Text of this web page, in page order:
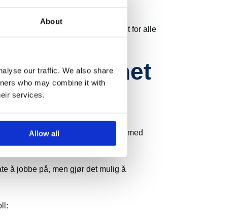
About
our traffic. We also share
who may combine it with
services.
Allow all
ikke i masterdata, men spredt for alle
bakrommet
er bygget opp over tid – gjennom
der i dag er resultatet av år med
å jobbe på, men gjør det mulig å